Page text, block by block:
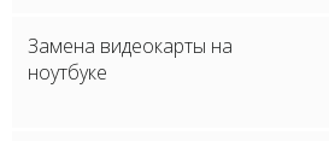
Замена видеокарты на
ноутбуке